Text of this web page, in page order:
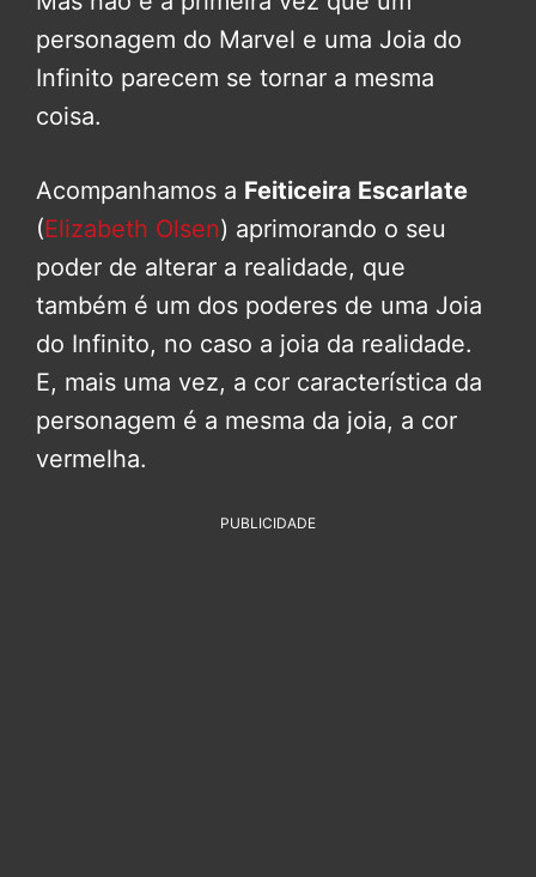
personagem do Marvel e uma Joia do
Infinito parecem se tornar a mesma
coisa.
Acompanhamos a Feiticeira Escarlate
(Elizabeth Olsen) aprimorando o seu
poder de alterar a realidade, que
também é um dos poderes de uma Joia
do Infinito, no caso a joia da realidade.
E, mais uma vez, a cor característica da
personagem é a mesma da joia, a cor
vermelha.
PUBLICIDADE